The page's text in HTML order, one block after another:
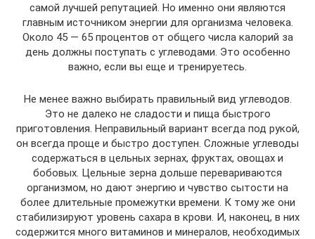
самой лучшей репутацией. Но именно они являются
главным источником энергии для организма человека.
Около 45 — 65 процентов от общего числа калорий за
день должны поступать с углеводами. Это особенно
важно, если вы еще и тренируетесь.
Не менее важно выбирать правильный вид углеводов.
Это не далеко не сладости и пища быстрого
приготовления. Неправильный вариант всегда под рукой,
он всегда проще и быстро доступен. Сложные углеводы
содержаться в цельных зернах, фруктах, овощах и
бобовых. Цельные зерна дольше перевариваются
организмом, но дают энергию и чувство сытости на
более длительные промежутки времени. К тому же они
стабилизируют уровень сахара в крови. И, наконец, в них
содержится много витаминов и минералов, необходимых